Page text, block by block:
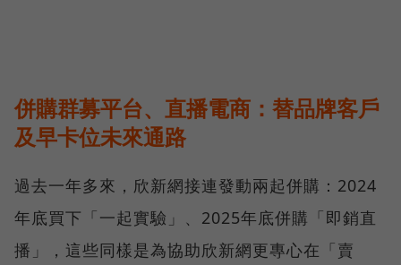
併購群募平台、直播電商：替品牌客戶
及早卡位未來通路
過去一年多來，欣新網接連發動兩起併購：2024
年底買下「一起實驗」、2025年底併購「即銷直
播」，這些同樣是為協助欣新網更專心在「賣